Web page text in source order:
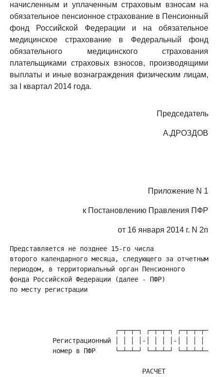
начисленным и уплаченным страховым взносам на
обязательное пенсионное страхование в Пенсионный
фонд Российской Федерации и на обязательное
медицинское страхование в Федеральный фонд
обязательного медицинского страхования
плательщиками страховых взносов, производящими
выплаты и иные вознаграждения физическим лицам,
за I квартал 2014 года.
Председатель
А.ДРОЗДОВ
Приложение N 1
к Постановлению Правления ПФР
от 16 января 2014 г. N 2п
Представляется не позднее 15-го числа
второго календарного месяца, следующего за отчетным
периодом, в территориальный орган Пенсионного
фонда Российской Федерации (далее - ПФР)
по месту регистрации
Регистрационный │ │ │ │-│ │ │ │-│ │ │ │ │
номер в ПФР     └─┴─┴─┘ └─┴─┴─┘
                                  РАСЧЕТ